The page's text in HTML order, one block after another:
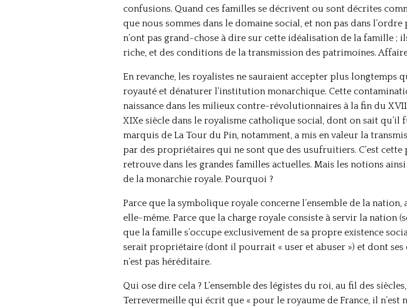
confusions. Quand ces familles se décrivent ou sont décrites
que nous sommes dans le domaine social, et non pas dans
n’ont pas grand-chose à dire sur cette idéalisation de la famille ;
riche, et des conditions de la transmission des patrimoines.
En revanche, les royalistes ne sauraient accepter plus longtemps
royauté et dénaturer l’institution monarchique. Cette
naissance dans les milieux contre-révolutionnaires à la fin du
XIXe siècle dans le royalisme catholique social, dont on sait qu’il
marquis de La Tour du Pin, notamment, a mis en valeur la
par des propriétaires qui ne sont que des usufruitiers. C’est cette
retrouve dans les grandes familles actuelles. Mais les notions
de la monarchie royale. Pourquoi ?
Parce que la symbolique royale concerne l’ensemble de la
elle-même. Parce que la charge royale consiste à servir la nation
que la famille s’occupe exclusivement de sa propre existence
serait propriétaire (dont il pourrait « user et abuser ») et dont
n’est pas héréditaire.
Qui ose dire cela ? L’ensemble des légistes du roi, au fil des
Terrevermeille qui écrit que « pour le royaume de France, il